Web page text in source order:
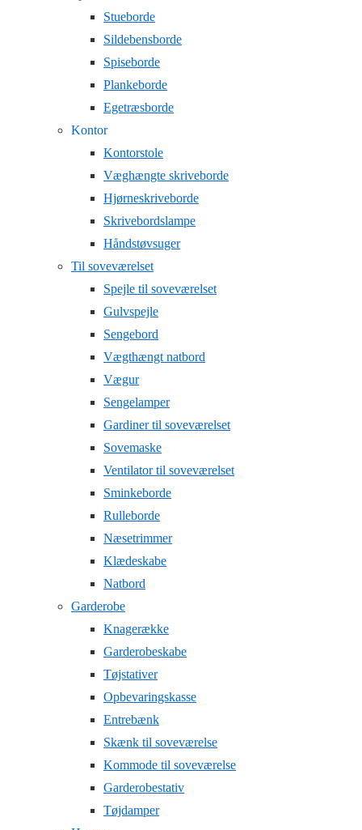
Stueborde
Sildebensborde
Spiseborde
Plankeborde
Egetræsborde
Kontor
Kontorstole
Væghængte skriveborde
Hjørneskriveborde
Skrivebordslampe
Håndstøvsuger
Til soveværelset
Spejle til soveværelset
Gulvspejle
Sengebord
Vægthængt natbord
Vægur
Sengelamper
Gardiner til soveværelset
Sovemaske
Ventilator til soveværelset
Sminkeborde
Rulleborde
Næsetrimmer
Klædeskabe
Natbord
Garderobe
Knagerække
Garderobeskabe
Tøjstativer
Opbevaringskasse
Entrebænk
Skænk til soveværelse
Kommode til soveværelse
Garderobestativ
Tøjdamper